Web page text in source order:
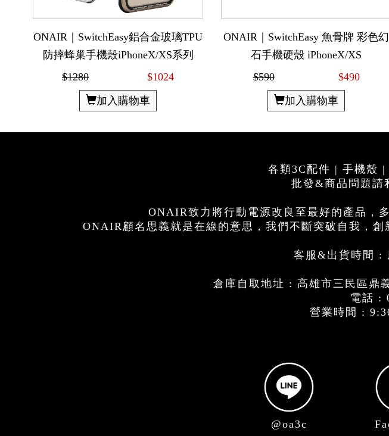
ONAIR｜SwitchEasy鋁合金玻璃TPU
防摔蜂巢手機殼iPhoneX/XS系列
$1280
$1024
加入購物車
ONAIR｜SwitchEasy 魚骨牌 彩色幻
石手機硬殼 iPhoneX/XS
$590
$490
加入購物車
各類3C配件 | 手機殼
批發&商品問題請
ONAIR致力將行動電源改良至最好的產品，
ONAIR顧名思義就是在線的意思，我們不斷突破自我，
客服&出貨時間 :
倉庫自取地址 : 高雄市三民區鼎
電話 :
營業時間 :
@oa3c